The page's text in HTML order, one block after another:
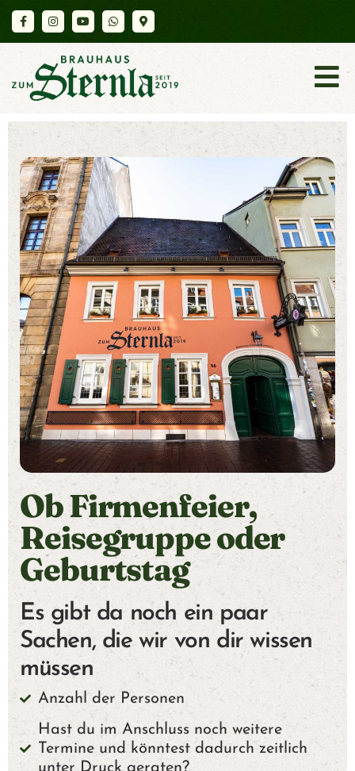
K
A
R
T
E
A
K
T
U
E
L
L
E
S
B
I
E
Ob Firmenfeier,
Reisegruppe oder
Geburtstag
Es gibt da noch ein paar
Sachen, die wir von dir wissen
müssen
Anzahl der Personen
Hast du im Anschluss noch weitere
Termine und könntest dadurch zeitlich
unter Druck geraten?